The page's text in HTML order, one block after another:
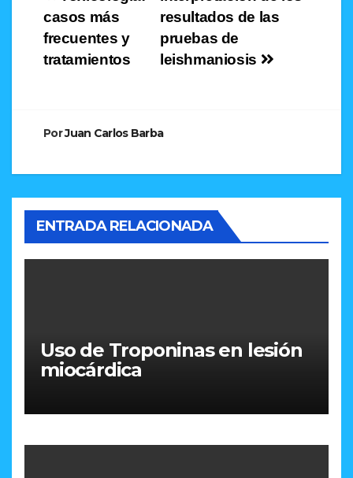
de
entradas
resultados de las
pruebas de
leishmaniosis
casos más
frecuentes y
tratamientos
PorJuan Carlos Barba
ENTRADA RELACIONADA
Uso de Troponinas en lesión
miocárdica